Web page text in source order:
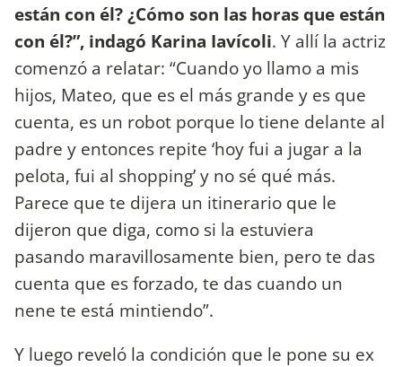
están con él? ¿Cómo son las horas que están
con él?”, indagó Karina Iavícoli. Y allí la actriz
comenzó a relatar: “Cuando yo llamo a mis
hijos, Mateo, que es el más grande y es que
cuenta, es un robot porque lo tiene delante al
padre y entonces repite ‘hoy fui a jugar a la
pelota, fui al shopping’ y no sé qué más.
Parece que te dijera un itinerario que le
dijeron que diga, como si la estuviera
pasando maravillosamente bien, pero te das
cuenta que es forzado, te das cuando un
nene te está mintiendo”.
Y luego reveló la condición que le pone su ex